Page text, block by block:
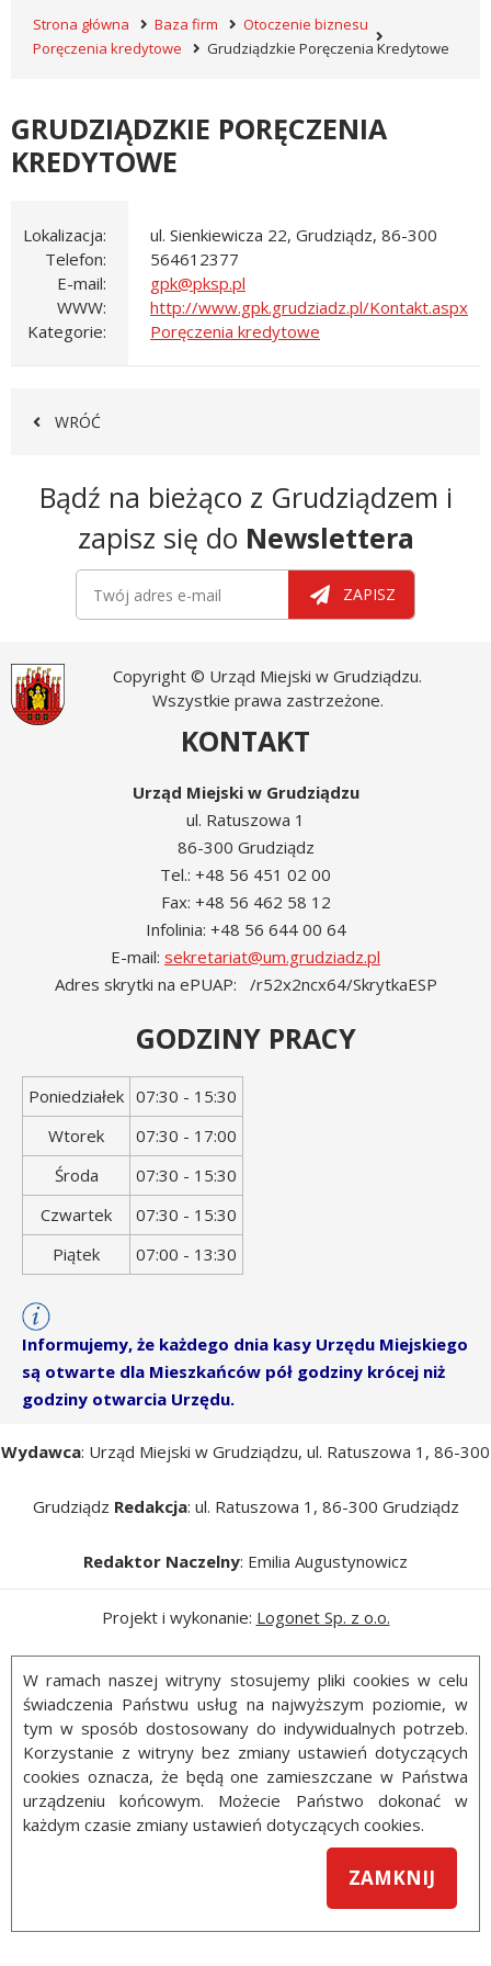
Strona główna Baza firm
Otoczenie biznesu
Poręczenia kredytowe
Grudziądzkie Poręczenia Kredytowe
GRUDZIĄDZKIE PORĘCZENIA
KREDYTOWE
Lokalizacja
ul. Sienkiewicza 22, Grudziądz, 86-300
Telefon
564612377
E-mail
WWW
http://www.gpk.grudziadz.pl/Kontakt.aspx
Kategorie
Poręczenia kredytowe
WRÓĆ
Newsletter
Bądź na bieżąco z Grudziądzem i
zapisz się do Newslettera
ZAPISZ
Copyright © Urząd Miejski w Grudziądzu.
Wszystkie prawa zastrzeżone.
KONTAKT
Urząd Miejski w Grudziądzu
ul. Ratuszowa 1
86-300 Grudziądz
Tel.: +48 56 451 02 00
Fax: +48 56 462 58 12
Infolinia: +48 56 644 00 64
E-mail: sekretariat@um.grudziadz.pl
Adres skrytki na ePUAP: /r52x2ncx64/SkrytkaESP
GODZINY PRACY
Dzień
tygodnia
Godziny
otwarcia
Poniedziałek 07:30 - 15:30
Wtorek
07:30 - 17:00
Środa
07:30 - 15:30
Czwartek
07:30 - 15:30
Piątek
07:00 - 13:30
Informujemy, że każdego dnia kasy Urzędu Miejskiego
są otwarte dla Mieszkańców pół godziny krócej niż
godziny otwarcia Urzędu.
Wydawca: Urząd Miejski w Grudziądzu, ul. Ratuszowa 1, 86-300
Grudziądz Redakcja: ul. Ratuszowa 1, 86-300 Grudziądz
Redaktor Naczelny: Emilia Augustynowicz
Projekt i wykonanie: Logonet Sp. z o.o.
W ramach naszej witryny stosujemy pliki cookies w celu
świadczenia Państwu usług na najwyższym poziomie, w
tym w sposób dostosowany do indywidualnych potrzeb.
Korzystanie z witryny bez zmiany ustawień dotyczących
cookies oznacza, że będą one zamieszczane w Państwa
urządzeniu końcowym. Możecie Państwo dokonać w
każdym czasie zmiany ustawień dotyczących cookies.
ZAMKNIJ